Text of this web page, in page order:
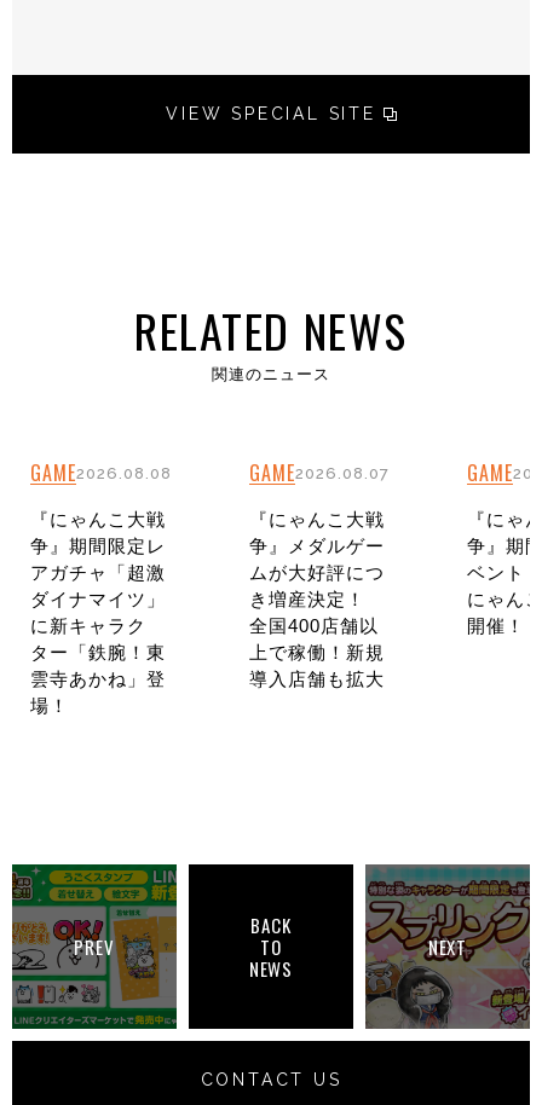
VIEW SPECIAL SITE
RELATED NEWS
関連のニュース
GAME2026.08.08
『にゃんこ大戦
争』期間限定レ
アガチャ「超激
ダイナマイツ」
に新キャラク
ター「鉄腕！東
雲寺あかね」登
場！
GAME2026.08.07
『にゃんこ大戦
争』メダルゲー
ムが大好評につ
き増産決定！
全国400店舗以
上で稼働！新規
導入店舗も拡大
GAME
『にゃ
争』期
ベント
にゃん
開催！
PREV
BACK
TO
NEWS
NEXT
CONTACT US